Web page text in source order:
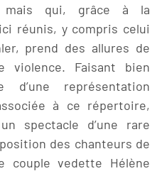
mais qui, grâce à la
réunis, y compris celui
prend des allures de
violence. Faisant bien
d’une représentation
à ce répertoire,
spectacle d’une rare
des chanteurs de
couple vedette Hélène